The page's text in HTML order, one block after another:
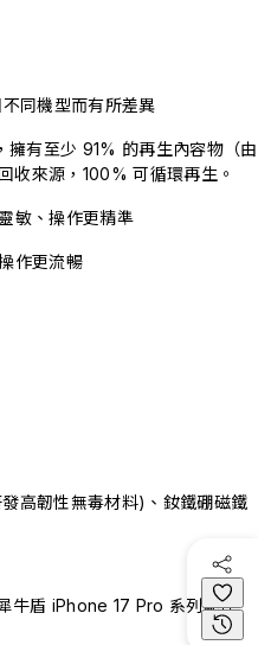
同機型而有所差異
有至少 91% 的再生內容物（由
收來源，100% 可循環再生。
敏、操作更精準
作更流暢
高韌性無毒材料)、釹鐵硼磁鐵
牛盾 iPhone 17 Pro 系列配件